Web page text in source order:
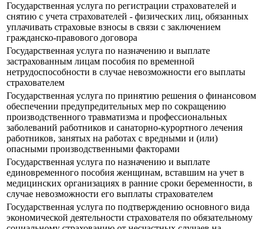
Государственная услуга по регистрации страхователей и
снятию с учета страхователей - физических лиц, обязанных
уплачивать страховые взносы в связи с заключением
гражданско-правового договора
Государственная услуга по назначению и выплате
застрахованным лицам пособия по временной
нетрудоспособности в случае невозможности его выплаты
страхователем
Государственная услуга по принятию решения о финансовом
обеспечении предупредительных мер по сокращению
производственного травматизма и профессиональных
заболеваний работников и санаторно-курортного лечения
работников, занятых на работах с вредными и (или)
опасными производственными факторами
Государственная услуга по назначению и выплате
единовременного пособия женщинам, вставшим на учет в
медицинских организациях в ранние сроки беременности, в
случае невозможности его выплаты страхователем
Государственная услуга по подтверждению основного вида
экономической деятельности страхователя по обязательному